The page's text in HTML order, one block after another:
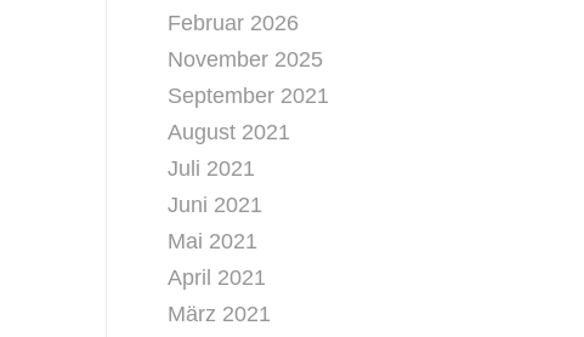
Februar 2026
November 2025
September 2021
August 2021
Juli 2021
Juni 2021
Mai 2021
April 2021
März 2021